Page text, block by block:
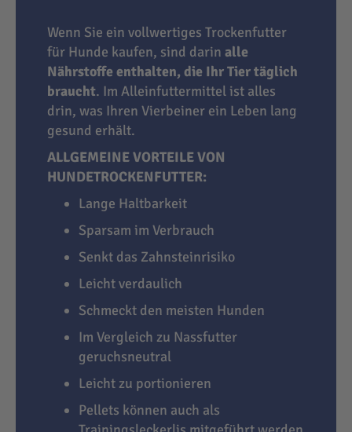
Wenn Sie ein vollwertiges Trockenfutter
für Hunde kaufen, sind darin alle
Nährstoffe enthalten, die Ihr Tier täglich
braucht. Im Alleinfuttermittel ist alles
drin, was Ihren Vierbeiner ein Leben lang
gesund erhält.
ALLGEMEINE VORTEILE VON
HUNDETROCKENFUTTER:
Lange Haltbarkeit
Sparsam im Verbrauch
Senkt das Zahnsteinrisiko
Leicht verdaulich
Schmeckt den meisten Hunden
Im Vergleich zu Nassfutter
geruchsneutral
Leicht zu portionieren
Pellets können auch als